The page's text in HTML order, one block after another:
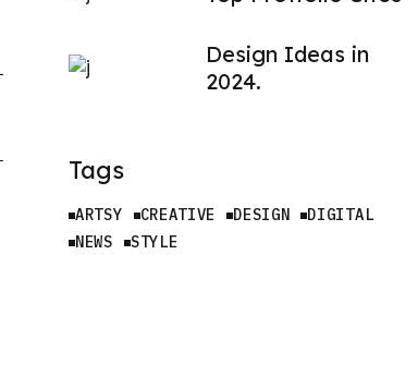
Design Ideas in
2024.
Tags
ARTSY CREATIVE DESIGN
DIGITAL
NEWS
STYLE